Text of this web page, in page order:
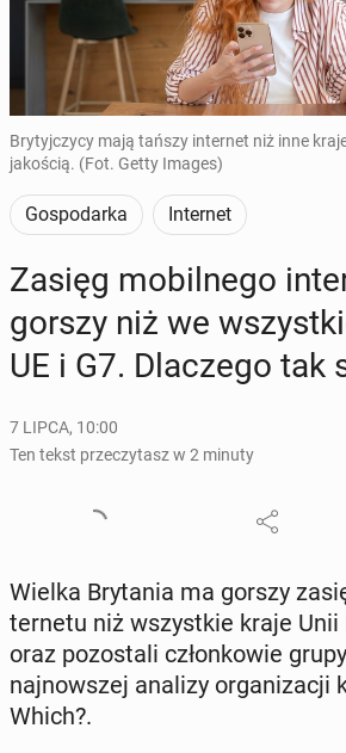
Brytyjczycy mają tańszy internet niż inne
jakością. (Fot. Getty Images)
Gospodarka Internet
Zasięg mo­bil­ne­go
gorszy niż we
UE i G7. Dla­cze­go tak
7 LIPCA, 10:00
Ten tekst przeczytasz w 2 minuty
Wielka Bry­ta­nia ma gorszy
ter­ne­tu niż wszyst­kie kraje Unii
oraz po­zo­sta­li człon­ko­wie
naj­now­szej analizy or­ga­ni­za­cji
Which?.